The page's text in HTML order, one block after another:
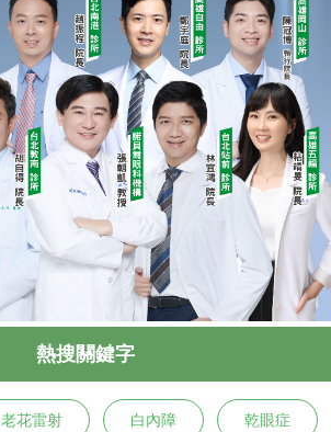
熱搜關鍵字
老花雷射 白內障 乾眼症